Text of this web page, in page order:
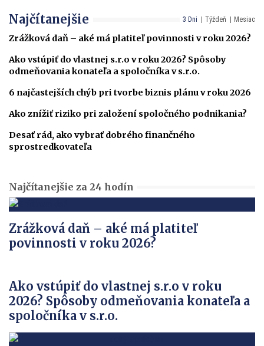
3 Dni Týždeň Mesiac
Najčítanejšie
Zrážková daň – aké má platiteľ povinnosti v roku 2026?
Ako vstúpiť do vlastnej s.r.o v roku 2026? Spôsoby
odmeňovania konateľa a spoločníka v s.r.o.
6 najčastejších chýb pri tvorbe biznis plánu v roku 2026
Ako znížiť riziko pri založení spoločného podnikania?
Desať rád, ako vybrať dobrého finančného
sprostredkovateľa
Najčítanejšie za 24 hodín
Zrážková daň – aké má platiteľ
povinnosti v roku 2026?
Ako vstúpiť do vlastnej s.r.o v roku
2026? Spôsoby odmeňovania konateľa a
spoločníka v s.r.o.